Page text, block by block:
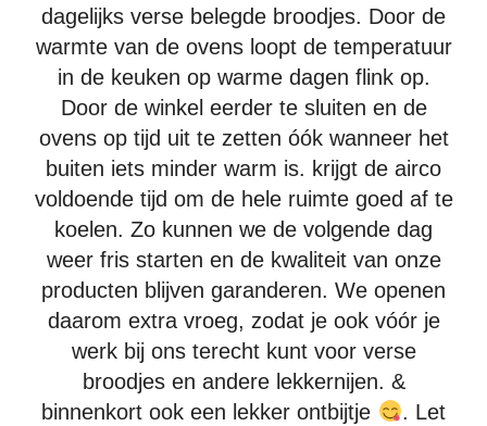
Lorem ipsum dolor sit amet, consect etur adipiscing elit.
Aenean sagittis ornare diam, quis pharetrat
Asparagus, Broad Bean and Mint Frittata
Lorem ipsum dolor sit amet, consect etur adipiscing elit.
Aenean sagittis ornare diam, quis pharetrat
Kaeswienkeltje
Eendrachtsweg 13A
4691 EK Tholen
BEZORGINGSGEBIED
Tholen, Poortvliet, Scherpenisse, Sint-Maartensdijk, Sint-
Annaland, Oud-Vossemeer, Lepelstraat, Halsteren,
Bergen op Zoom
dagelijks verse belegde broodjes. Door de
warmte van de ovens loopt de temperatuur
in de keuken op warme dagen flink op.
Door de winkel eerder te sluiten en de
ovens op tijd uit te zetten óók wanneer het
buiten iets minder warm is. krijgt de airco
voldoende tijd om de hele ruimte goed af te
koelen. Zo kunnen we de volgende dag
weer fris starten en de kwaliteit van onze
producten blijven garanderen. We openen
daarom extra vroeg, zodat je ook vóór je
werk bij ons terecht kunt voor verse
broodjes en andere lekkernijen. &
binnenkort ook een lekker ontbijtje
. Let